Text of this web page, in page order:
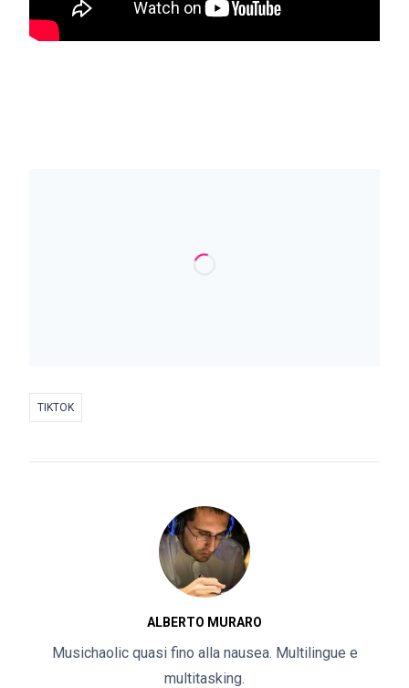
TIKTOK
ALBERTO MURARO
Musichaolic quasi fino alla nausea. Multilingue e
multitasking.